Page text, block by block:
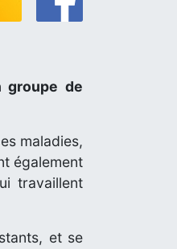
groupe de
maladies,
également
travaillent
et se